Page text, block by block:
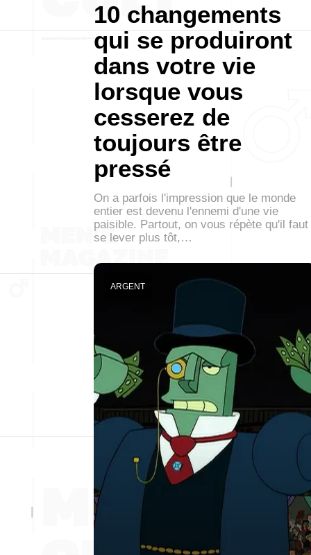
10 changements
qui se produiront
dans votre vie
lorsque vous
cesserez de
toujours être
pressé
On a parfois l'impression que le monde
entier est devenu l'ennemi d'une vie
paisible. Partout, on vous répète qu'il faut
se lever plus tôt,…
ARGENT